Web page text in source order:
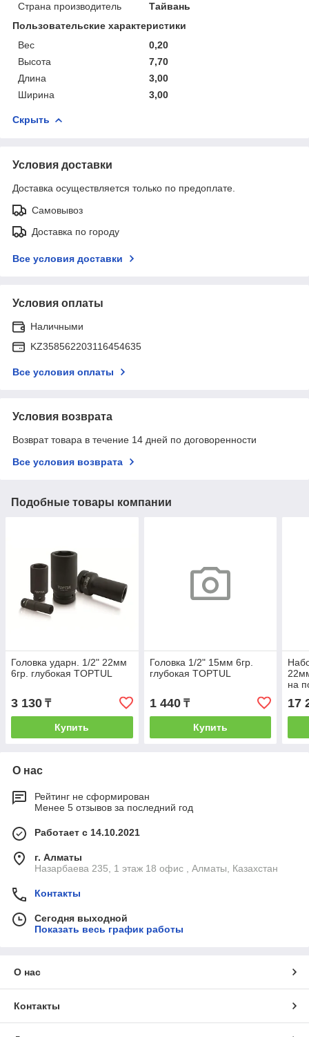
Страна производитель
Тайвань
Пользовательские характеристики
Вес
0,20
Высота
7,70
Длина
3,00
Ширина
3,00
Скрыть
Условия доставки
Доставка осуществляется только по предоплате.
Самовывоз
Доставка по городу
Все условия доставки
Условия оплаты
Наличными
KZ358562203116454635
Все условия оплаты
Условия возврата
Возврат товара в течение 14 дней по договоренности
Все условия возврата
Подобные товары компании
Головка ударн. 1/2" 22мм
6гр. глубокая TOPTUL
3 130 ₸
Купить
Головка 1/2" 15мм 6гр.
глубокая TOPTUL
1 440₸
Купить
на
17
О нас
Рейтинг не сформирован
Менее 5 отзывов за последний год
Работает с 14.10.2021
г. Алматы
Назарбаева 235, 1 этаж 18 офис , Алматы, Казахстан
Контакты
Сегодня выходной
Показать весь график работы
О нас
Контакты